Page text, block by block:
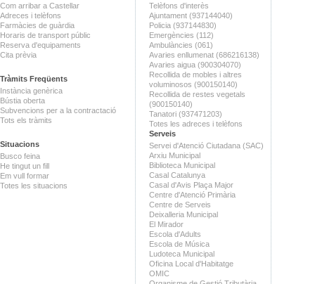
Com arribar a Castellar
Adreces i telèfons
Farmàcies de guàrdia
Horaris de transport públic
Reserva d'equipaments
Cita prèvia
Tràmits Freqüents
Instància genèrica
Bústia oberta
Subvencions per a la contractació
Tots els tràmits
Situacions
Busco feina
He tingut un fill
Em vull formar
Totes les situacions
Telèfons d'interès
Ajuntament (937144040)
Policia (937144830)
Emergències (112)
Ambulàncies (061)
Avaries enllumenat (686216138)
Avaries aigua (900304070)
Recollida de mobles i altres
voluminosos (900150140)
Recollida de restes vegetals
(900150140)
Tanatori (937471203)
Totes les adreces i telèfons
Serveis
Servei d'Atenció Ciutadana (SAC)
Arxiu Municipal
Biblioteca Municipal
Casal Catalunya
Casal d'Avis Plaça Major
Centre d'Atenció Primària
Centre de Serveis
Deixalleria Municipal
El Mirador
Escola d'Adults
Escola de Música
Ludoteca Municipal
Oficina Local d'Habitatge
OMIC